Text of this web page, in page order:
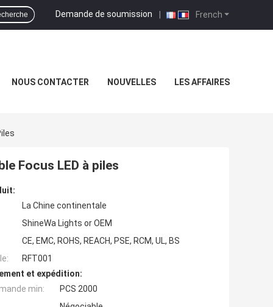
French
Demande de soumission |
NOUS CONTACTER NOUVELLES LES AFFAIRES
Focus LED à piles
La Chine continentale
ShineWa Lights or OEM
CE, EMC, ROHS, REACH, PSE, RCM, UL, BS
RFT001
et expédition:
min:
PCS 2000